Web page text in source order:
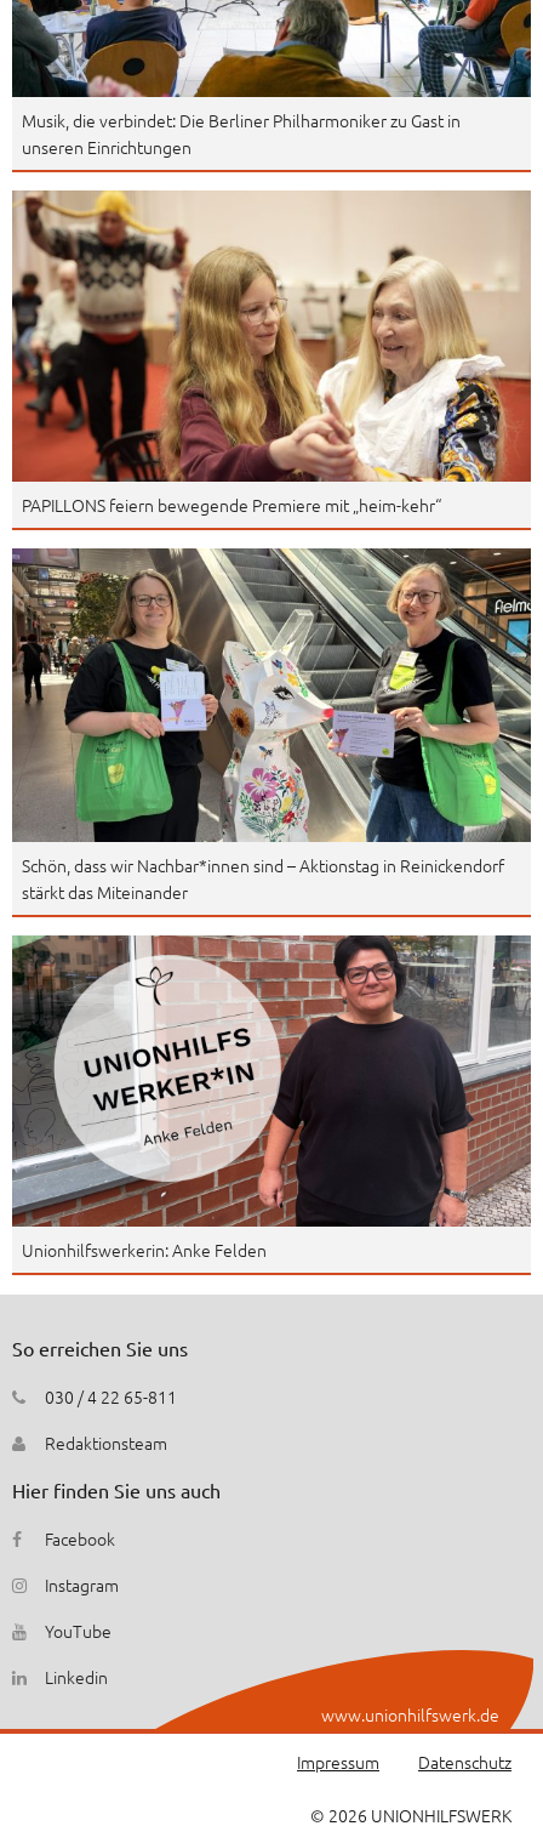
Musik, die verbindet: Die Berliner Philharmoniker zu Gast in
unseren Einrichtungen
PAPILLONS feiern bewegende Premiere mit „heim-kehr“
Schön, dass wir Nachbar*innen sind – Aktionstag in Reinickendorf
stärkt das Miteinander
Unionhilfswerkerin: Anke Felden
So erreichen Sie uns
030 / 4 22 65-811
Redaktionsteam
Hier finden Sie uns auch
Facebook
Instagram
YouTube
Linkedin
www.unionhilfswerk.de
Impressum
Datenschutz
© 2026 UNIONHILFSWERK